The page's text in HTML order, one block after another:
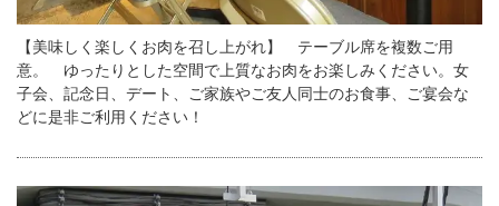
【美味しく楽しくお肉を召し上がれ】 テーブル席を複数ご用
意。 ゆったりとした空間で上質なお肉をお楽しみください。女
子会、記念日、デート、ご家族やご友人同士のお食事、ご宴会な
どに是非ご利用ください！